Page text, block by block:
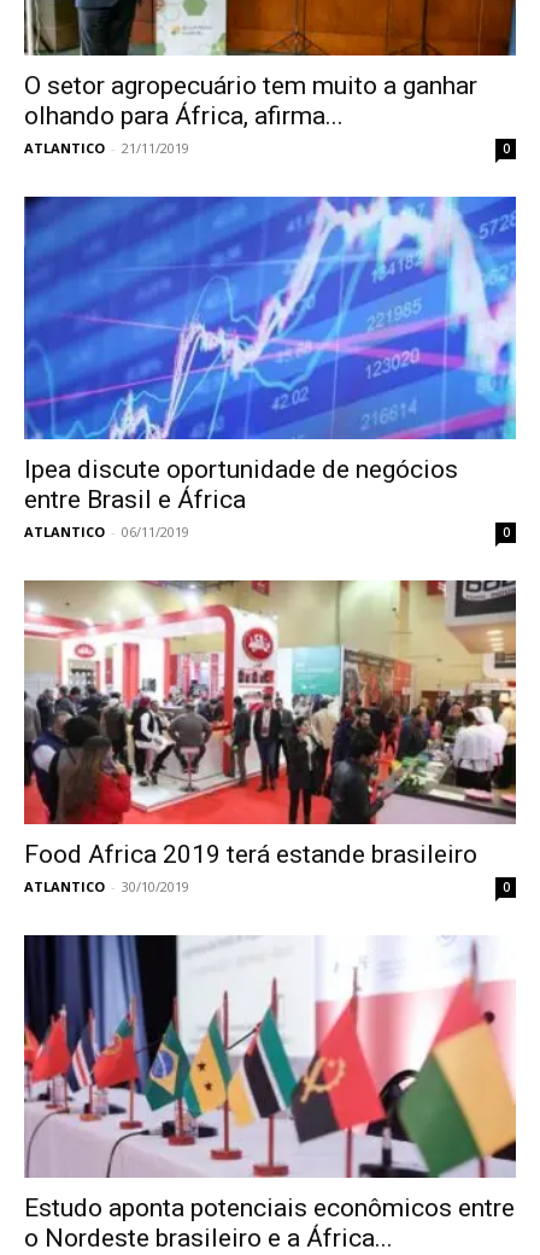
O setor agropecuário tem muito a ganhar
olhando para África, afirma...
ATLANTICO - 21/11/2019 0
Ipea discute oportunidade de negócios
entre Brasil e África
ATLANTICO - 06/11/2019 0
Food Africa 2019 terá estande brasileiro
ATLANTICO - 30/10/2019 0
Estudo aponta potenciais econômicos entre
o Nordeste brasileiro e a África...